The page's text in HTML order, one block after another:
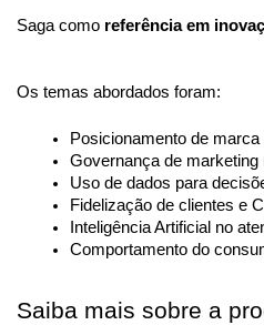
Saga como referência em
Os temas abordados foram:
Posicionamento de marca
Governança de marketing
Uso de dados para
Fidelização de clientes e
Inteligência Artificial no
Comportamento do
Saiba mais sobre a